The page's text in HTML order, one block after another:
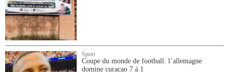
Sport
Coupe du monde de football: l´allemagne
domine curacao 7 á 1